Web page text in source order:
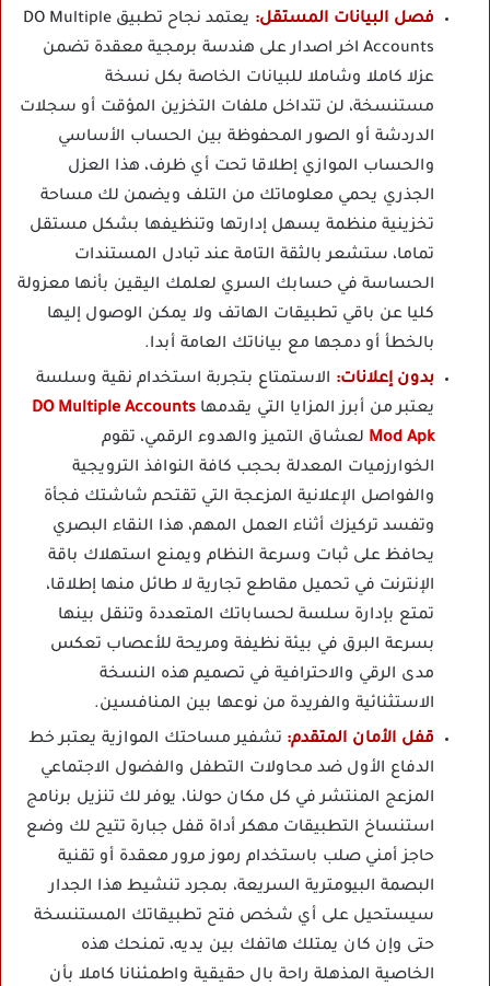
فصل البيانات المستقل:
يعتمد نجاح تطبيق DO Multiple
Accounts اخر اصدار على هندسة برمجية معقدة تضمن
عزلا كاملا وشاملا للبيانات الخاصة بكل نسخة
مستنسخة، لن تتداخل ملفات التخزين المؤقت أو سجلات
الدردشة أو الصور المحفوظة بين الحساب الأساسي
والحساب الموازي إطلاقا تحت أي ظرف، هذا العزل
الجذري يحمي معلوماتك من التلف ويضمن لك مساحة
تخزينية منظمة يسهل إدارتها وتنظيفها بشكل مستقل
تماما، ستشعر بالثقة التامة عند تبادل المستندات
الحساسة في حسابك السري لعلمك اليقين بأنها معزولة
كليا عن باقي تطبيقات الهاتف ولا يمكن الوصول إليها
بالخطأ أو دمجها مع بياناتك العامة أبدا.
بدون إعلانات: الاستمتاع بتجربة استخدام نقية وسلسة
يعتبر من أبرز المزايا التي يقدمها DO Multiple Accounts
Mod Apk لعشاق التميز والهدوء الرقمي، تقوم
الخوارزميات المعدلة بحجب كافة النوافذ الترويجية
والفواصل الإعلانية المزعجة التي تقتحم شاشتك فجأة
وتفسد تركيزك أثناء العمل المهم، هذا النقاء البصري
يحافظ على ثبات وسرعة النظام ويمنع استهلاك باقة
الإنترنت في تحميل مقاطع تجارية لا طائل منها إطلاقا،
تمتع بإدارة سلسة لحساباتك المتعددة وتنقل بينها
بسرعة البرق في بيئة نظيفة ومريحة للأعصاب تعكس
مدى الرقي والاحترافية في تصميم هذه النسخة
الاستثنائية والفريدة من نوعها بين المنافسين.
قفل الأمان المتقدم: تشفير مساحتك الموازية يعتبر خط
الدفاع الأول ضد محاولات التطفل والفضول الاجتماعي
المزعج المنتشر في كل مكان حولنا، يوفر لك تنزيل برنامج
استنساخ التطبيقات مهكر أداة قفل جبارة تتيح لك وضع
حاجز أمني صلب باستخدام رموز مرور معقدة أو تقنية
البصمة البيومترية السريعة، بمجرد تنشيط هذا الجدار
سيستحيل على أي شخص فتح تطبيقاتك المستنسخة
حتى وإن كان يمتلك هاتفك بين يديه، تمنحك هذه
الخاصية المذهلة راحة بال حقيقية واطمئنانا كاملا بأن